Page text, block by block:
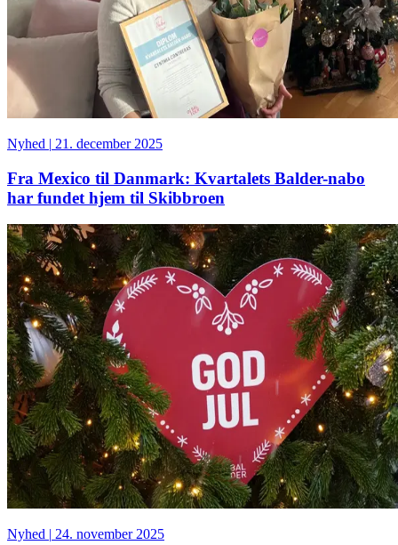
Nyhed | 21. december 2025
Fra Mexico til Danmark: Kvartalets Balder-nabo
har fundet hjem til Skibbroen
Nyhed | 24. november 2025